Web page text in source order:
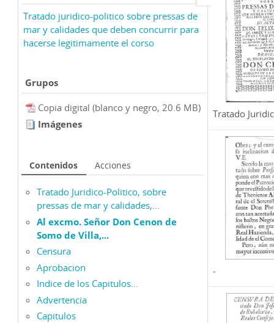
Tratado juridico-politico sobre pressas de
mar y calidades que deben concurrir para
hacerse legitimamente el corso
Grupos
Copia digital (blanco y negro, 20.6 MB)
Imágenes
Contenidos Acciones
Tratado Juridico-Politico, sobre
pressas de mar y calidades,...
Al excmo. Señor Don Cenon de
Somo de Villa,...
Censura
Aprobacion
Indice de los Capitulos...
Advertencia
Capitulos
Tratado
-